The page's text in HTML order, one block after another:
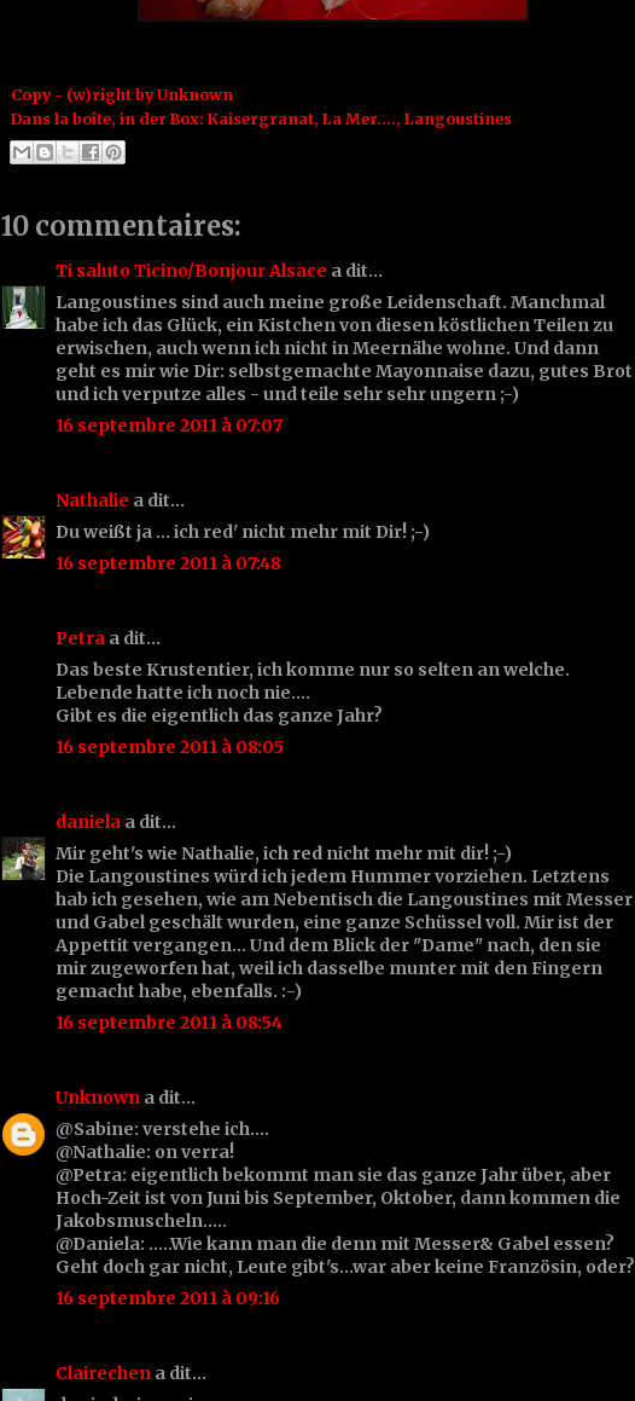
Copy - (w)right byUnknown
Dans la boîte, in der Box: Kaisergranat, La Mer...., Langoustines
10 commentaires:
Ti saluto Ticino/Bonjour Alsace a dit…
Langoustines sind auch meine große Leidenschaft. Manchmal
habe ich das Glück, ein Kistchen von diesen köstlichen Teilen zu
erwischen, auch wenn ich nicht in Meernähe wohne. Und dann
geht es mir wie Dir: selbstgemachte Mayonnaise dazu, gutes Brot
und ich verputze alles - und teile sehr sehr ungern ;-)
16 septembre 2011 à 07:07
Nathalie a dit…
Du weißt ja ... ich red' nicht mehr mit Dir! ;-)
16 septembre 2011 à 07:48
Petra a dit…
Das beste Krustentier, ich komme nur so selten an welche.
Lebende hatte ich noch nie....
Gibt es die eigentlich das ganze Jahr?
16 septembre 2011 à 08:05
daniela a dit…
Mir geht's wie Nathalie, ich red nicht mehr mit dir! ;-)
Die Langoustines würd ich jedem Hummer vorziehen. Letztens
hab ich gesehen, wie am Nebentisch die Langoustines mit Messer
und Gabel geschält wurden, eine ganze Schüssel voll. Mir ist der
Appettit vergangen... Und dem Blick der "Dame" nach, den sie
mir zugeworfen hat, weil ich dasselbe munter mit den Fingern
gemacht habe, ebenfalls. :-)
16 septembre 2011 à 08:54
Unknown a dit…
@Sabine: verstehe ich....
@Nathalie: on verra!
@Petra: eigentlich bekommt man sie das ganze Jahr über, aber
Hoch-Zeit ist von Juni bis September, Oktober, dann kommen die
Jakobsmuscheln.....
@Daniela: .....Wie kann man die denn mit Messer& Gabel essen?
Geht doch gar nicht, Leute gibt's...war aber keine Französin, oder?
16 septembre 2011 à 09:16
Clairechen a dit…